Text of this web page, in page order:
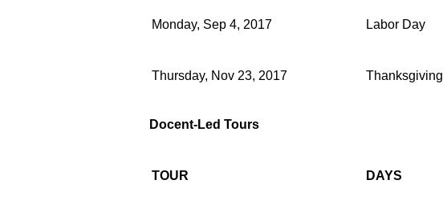
Monday, Sep 4, 2017 Labor Day
Thursday, Nov 23, 2017 Thanksgiving
Docent-Led Tours
TOUR DAYS